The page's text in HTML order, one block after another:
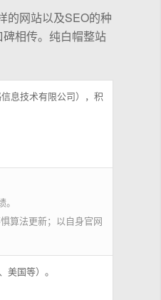
的网站以及SEO的种
相传。纯白帽整站
息技术有限公司），积
算法更新；以自身官网
国等）。